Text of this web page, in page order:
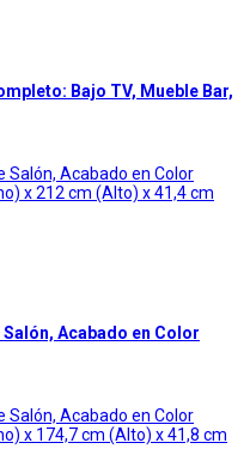
Bajo TV, Mueble Bar,
Acabado en Color